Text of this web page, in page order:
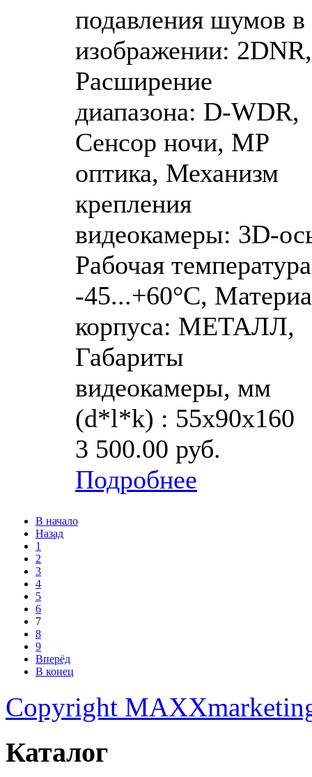
подавления шумов в
изображении: 2DNR,
Расширение
диапазона: D-WDR,
Сенсор ночи, MP
оптика, Механизм
крепления
видеокамеры: 3D-
Рабочая
-45...+60°C,
корпуса: МЕТАЛЛ,
Габариты
видеокамеры, мм
(d*l*k) : 55х90х160
3 500.00 руб.
Подробнее
В начало
Назад
1
2
3
4
5
6
7
8
9
Вперёд
В конец
Copyright
Каталог